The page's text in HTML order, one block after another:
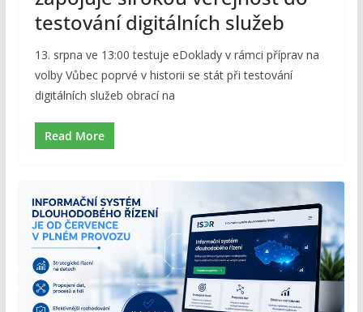
testování digitálních služeb
13. srpna ve 13:00 testuje eDoklady v rámci příprav na
volby Vůbec poprvé v historii se stát při testování
digitálních služeb obrací na
Read More